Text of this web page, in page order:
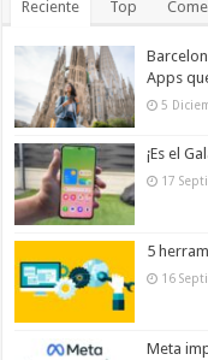
Reciente Top
Apps
5
¡Es el
17
5
16
Meta